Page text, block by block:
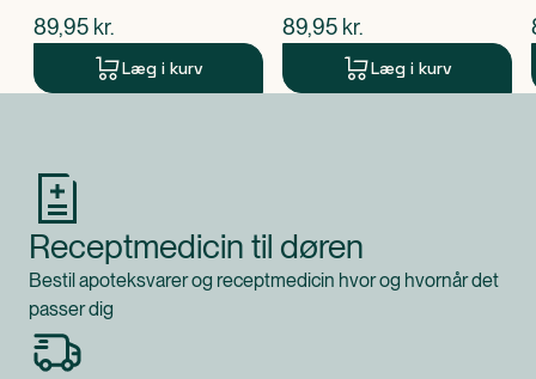
$nuværende pris
89,95 kr.
Læg i kurv
$nuværende pris
89,95 kr.
Læg i kurv
Receptmedicin til døren
Bestil apoteksvarer og receptmedicin hvor og hvornår det
passer dig